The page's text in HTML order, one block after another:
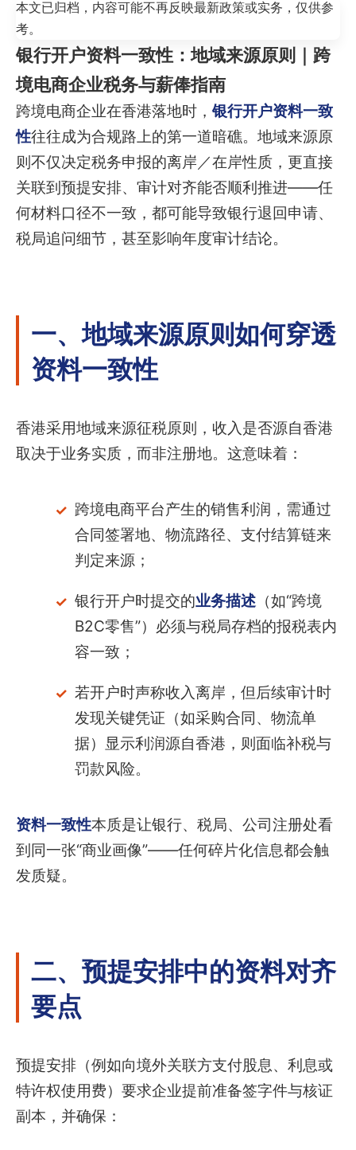
本文已归档，内容可能不再反映最新政策或实务，仅供参
考。
银行开户资料一致性：地域来源原则｜跨
境电商企业税务与薪俸指南
跨境电商企业在香港落地时，银行开户资料一致
性往往成为合规路上的第一道暗礁。地域来源原
则不仅决定税务申报的离岸／在岸性质，更直接
关联到预提安排、审计对齐能否顺利推进——任
何材料口径不一致，都可能导致银行退回申请、
税局追问细节，甚至影响年度审计结论。
一、地域来源原则如何穿透
资料一致性
香港采用地域来源征税原则，收入是否源自香港
取决于业务实质，而非注册地。这意味着：
跨境电商平台产生的销售利润，需通过
合同签署地、物流路径、支付结算链来
判定来源；
银行开户时提交的业务描述（如“跨境
B2C零售”）必须与税局存档的报税表内
容一致；
若开户时声称收入离岸，但后续审计时
发现关键凭证（如采购合同、物流单
据）显示利润源自香港，则面临补税与
罚款风险。
资料一致性本质是让银行、税局、公司注册处看
到同一张“商业画像”——任何碎片化信息都会触
发质疑。
二、预提安排中的资料对齐
要点
预提安排（例如向境外关联方支付股息、利息或
特许权使用费）要求企业提前准备签字件与核证
副本，并确保：